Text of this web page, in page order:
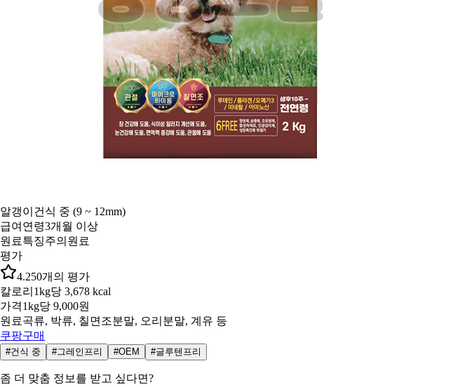
알갱이 건식 중 (9 ~ 12mm)
급여연령3개월 이상
원료특징주의원료
평가
4.250개의 평가
칼로리 1kg당 3,678 kcal
가격1kg당 9,000원
원료곡류, 박류, 칠면조분말, 오리분말, 계유 등
쿠팡구매
#건식 중 #그레인프리 #OEM #글루텐프리
좀 더 맞춤 정보를 받고 싶다면?